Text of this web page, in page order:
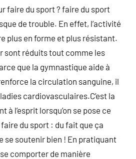
faire du sport ? faire du sport
de trouble. En effet, l’activité
plus en forme et plus résistant.
sont réduits tout comme les
que la gymnastique aide à
la circulation sanguine, il
cardiovasculaires.C’est la
à l’esprit lorsqu’on se pose ce
du sport : du fait que ça
se soutenir bien ! En pratiquant
comporter de manière